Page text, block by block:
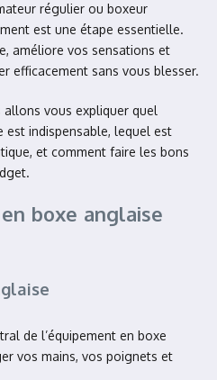
régulier ou boxeur
est une étape essentielle.
améliore vos sensations et
efficacement sans vous blesser.
vous expliquer quel
est indispensable, lequel est
et comment faire les bons
boxe anglaise
de l’équipement en boxe
vos mains, vos poignets et